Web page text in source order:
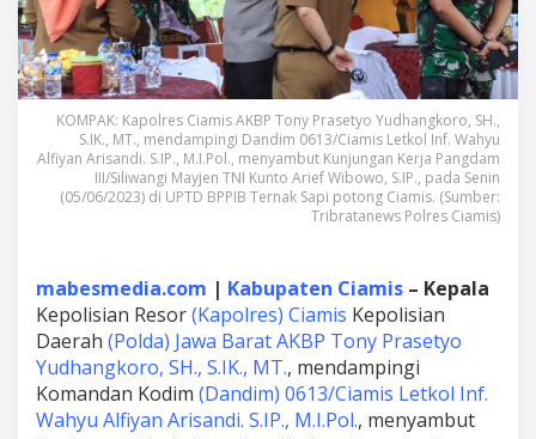
i
n
g
i
D
a
n
d
i
m
d
i
r
i
K
e
g
KOMPAK: Kapolres Ciamis AKBP Tony Prasetyo Yudhangkoro, SH.,
S.IK., MT., mendampingi Dandim 0613/Ciamis Letkol Inf. Wahyu
Alfiyan Arisandi. S.IP., M.I.Pol., menyambut Kunjungan Kerja Pangdam
III/Siliwangi Mayjen TNI Kunto Arief Wibowo, S.IP., pada Senin
(05/06/2023) di UPTD BPPIB Ternak Sapi potong Ciamis. (Sumber:
Tribratanews Polres Ciamis)
mabesmedia.com | Kabupaten Ciamis – Kepala
Kepolisian Resor(Kapolres) Ciamis Kepolisian
Daerah (Polda) Jawa BaratAKBP Tony Prasetyo
Yudhangkoro, SH., S.IK., MT., mendampingi
Komandan Kodim (Dandim) 0613/Ciamis Letkol Inf.
Wahyu Alfiyan Arisandi. S.IP., M.I.Pol., menyambut